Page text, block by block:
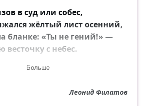
в суд или собес,
жёлтый лист осенний,
бланке: «Ты не гений!» —
весточку с небес.
окошко — ну нельзя ж,
испортилась погода,
Больше
Леонид Филатов